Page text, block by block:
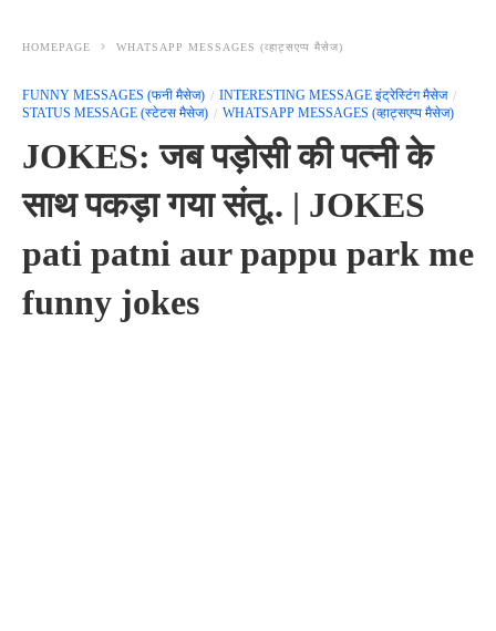
HOMEPAGE WHATSAPP MESSAGES (व्हाट्सएप्प मैसेज)
FUNNY MESSAGES (फनी मैसेज)
INTERESTING MESSAGE इंट्रेस्टिंग मैसेज
STATUS MESSAGE (स्टेटस मैसेज)
WHATSAPP MESSAGES (व्हाट्सएप्प मैसेज)
JOKES: जब पड़ोसी की पत्नी के
साथ पकड़ा गया संतू.. | JOKES
pati patni aur pappu park me
funny jokes